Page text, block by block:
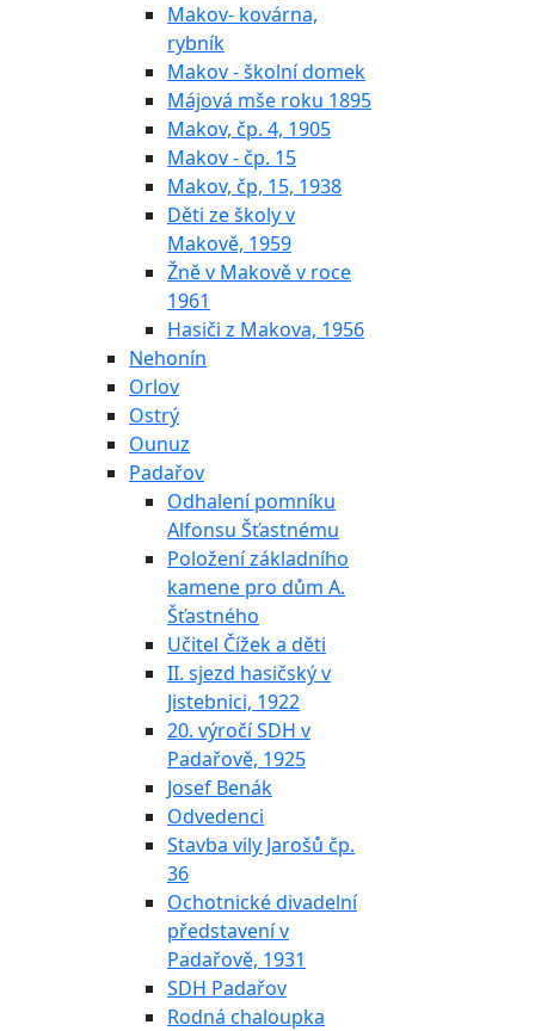
Makov- kovárna,
rybník
Makov - školní domek
Májová mše roku 1895
Makov, čp. 4, 1905
Makov - čp. 15
Makov, čp, 15, 1938
Děti ze školy v
Makově, 1959
Žně v Makově v roce
1961
Hasiči z Makova, 1956
Nehonín
Orlov
Ostrý
Ounuz
Padařov
Odhalení pomníku
Alfonsu Šťastnému
Položení základního
kamene pro dům A.
Šťastného
Učitel Čížek a děti
II. sjezd hasičský v
Jistebnici, 1922
20. výročí SDH v
Padařově, 1925
Josef Benák
Odvedenci
Stavba vily Jarošů čp.
36
Ochotnické divadelní
představení v
Padařově, 1931
SDH Padařov
Rodná chaloupka